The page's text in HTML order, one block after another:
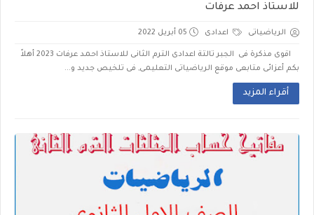
للاستاذ احمد عرفات
الرياضياتى اعدادى 05 أبريل 2022
اقوى مذكرة فى الجبر تالتة اعدادى الترم الثانى للاستاذ احمد عرفات 2023 أهلاً
بكم أعزائى متابعى موقع الرياضياتى التعليمى, فى تلخيص جديد و...
أقراء المزيد